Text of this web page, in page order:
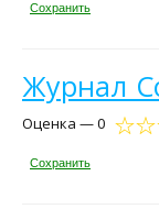
Сохранить
Журнал
Оценка — 0
Сохранить